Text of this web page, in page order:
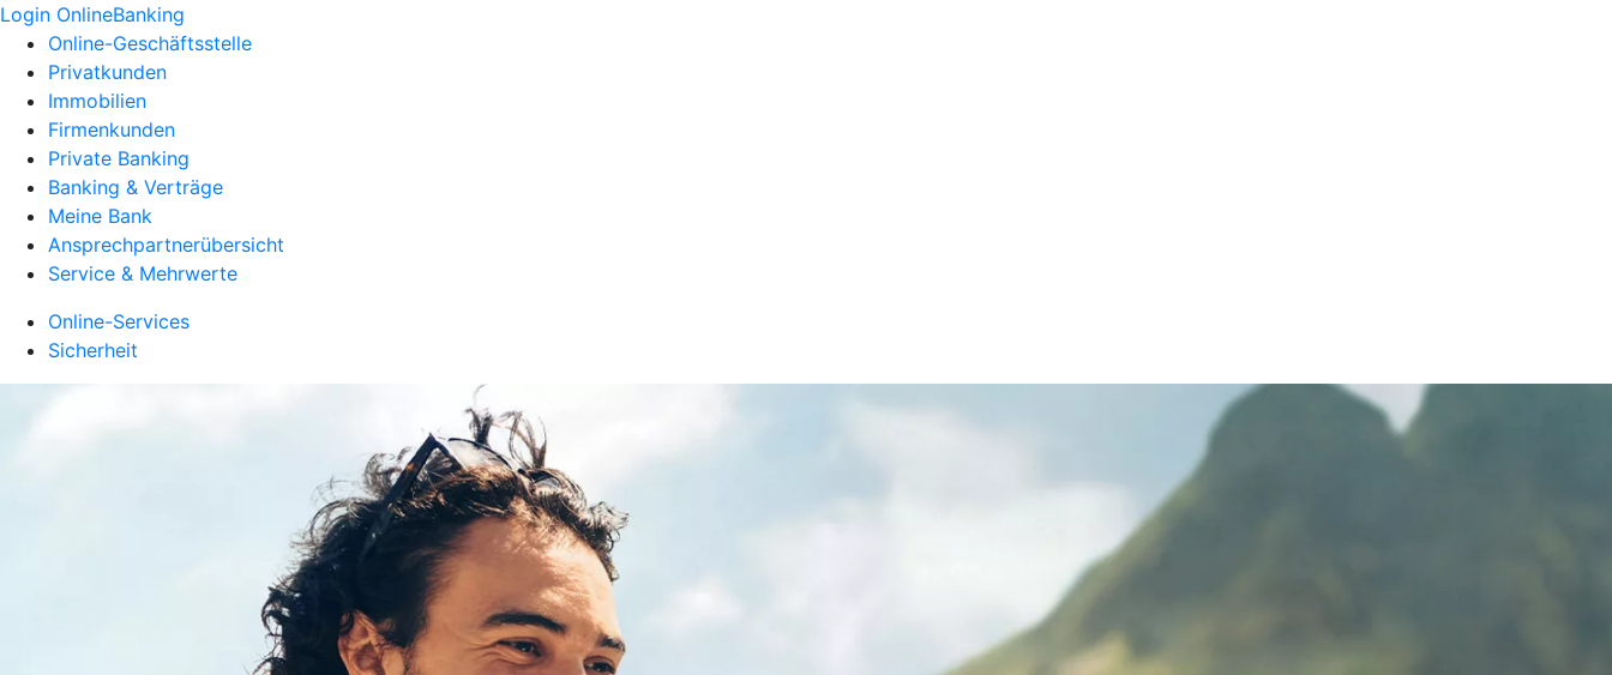
Login OnlineBanking
Online-Geschäftsstelle
Privatkunden
Immobilien
Firmenkunden
Private Banking
Banking & Verträge
Meine Bank
Ansprechpartnerübersicht
Service & Mehrwerte
Online-Services
Sicherheit